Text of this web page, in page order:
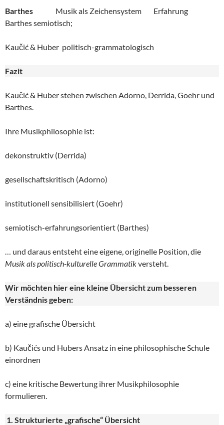
Barthes Musik als Zeichensystem Erfahrung
Barthes semiotisch;
Kaučić & Huber politisch-grammatologisch
Fazit
Kaučić & Huber stehen zwischen Adorno, Derrida, Goehr und
Barthes.
Ihre Musikphilosophie ist:
dekonstruktiv (Derrida)
gesellschaftskritisch (Adorno)
institutionell sensibilisiert (Goehr)
semiotisch-erfahrungsorientiert (Barthes)
… und daraus entsteht eine eigene, originelle Position, die
Musik als politisch-kulturelleGrammatikversteht.
Wir möchten hier eine kleine Übersicht zum besseren
Verständnis geben:
a) eine grafische Übersicht
b) Kaučićs und Hubers Ansatz in eine philosophische Schule
einordnen
c) eine kritische Bewertung ihrer Musikphilosophie
formulieren.
1. Strukturierte „grafische“ Übersicht